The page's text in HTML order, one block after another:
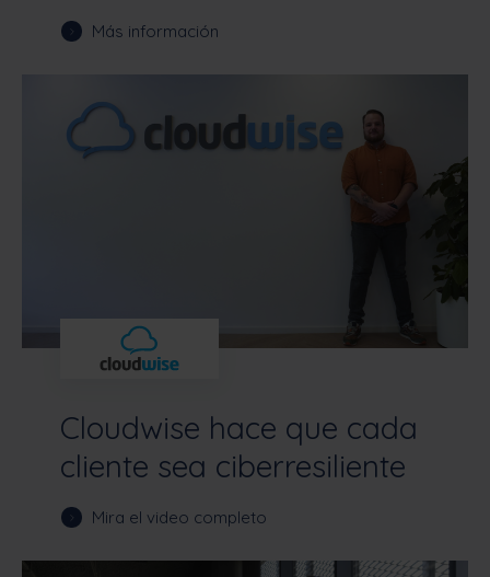
Más información
Cloudwise hace que cada
cliente sea ciberresiliente
Mira el video completo